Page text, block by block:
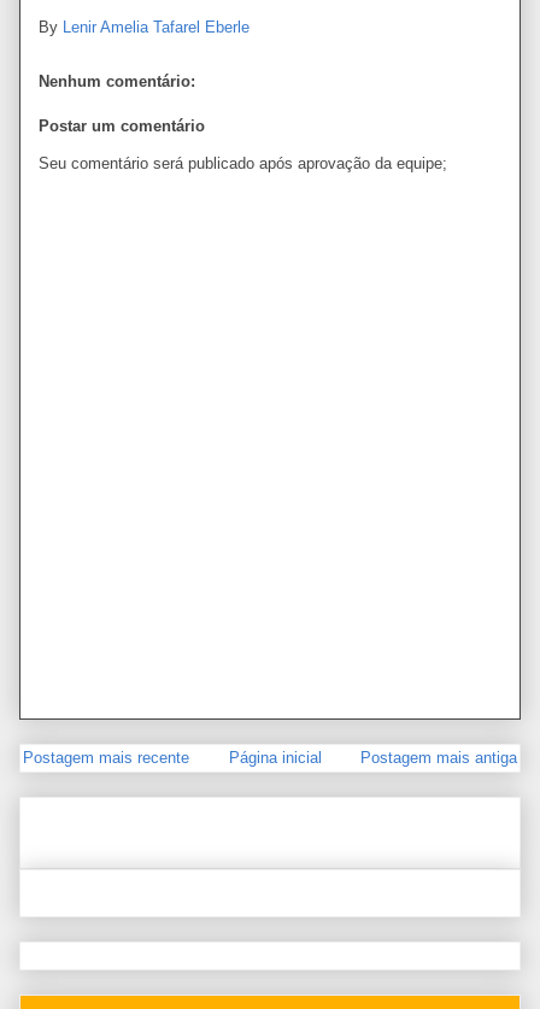
By Lenir Amelia Tafarel Eberle
Nenhum comentário:
Postar um comentário
Seu comentário será publicado após aprovação da equipe;
Postagem mais recente Postagem mais antiga
Página inicial